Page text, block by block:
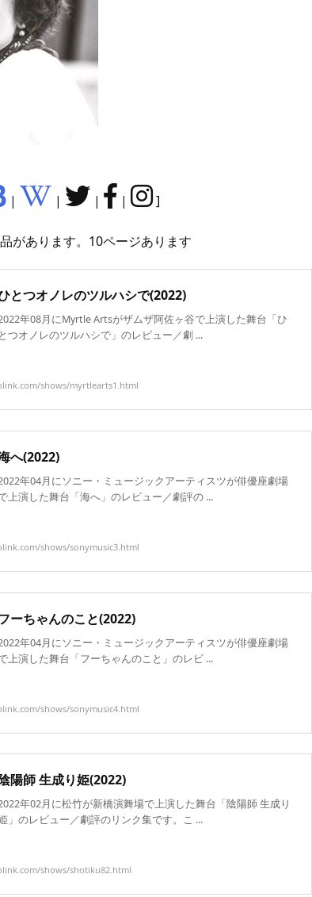
| | | | ]
があります。10ページあります
とつオノレのツルハシで(2022)
年08月にMyrtle Artsがザムザ阿佐ヶ谷で上演した舞台「ひ
とつオノレのツルハシで」のレビュー／劇 ...
shows/myrtlearts1.html
へ(2022)
年04月にソニー・ミュージックアーティスツが俳優座劇場
上演した舞台「海へ」のレビュー／劇評の ...
shows/sonymusic3.html
ーちゃんのこと(2022)
年04月にソニー・ミュージックアーティスツが俳優座劇場
上演した舞台「フーちゃんのこと」のレビ ...
shows/sonymusic4.html
陽師 生成り姫(2022)
年02月に松竹が新橋演舞場で上演した舞台「陰陽師 生成り
」のレビュー／劇評のリンク集です。こ ...
shows/shotiku82.html